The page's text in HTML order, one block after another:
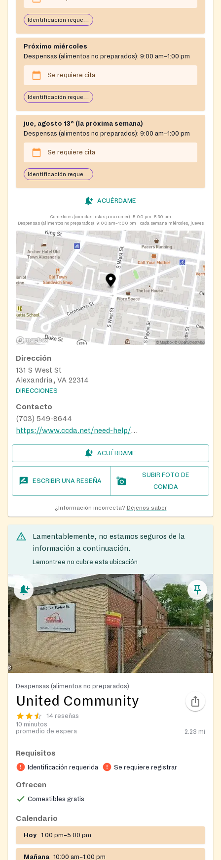
Identificación requerida
Próximo miércoles
Despensas (alimentos no preparados): 9:00 am–1:00 pm
Se requiere cita
Identificación requerida
jue, agosto 13º (la próxima semana)
Despensas (alimentos no preparados): 9:00 am–1:00 pm
Se requiere cita
Identificación requerida
ACUÉRDAME
Comedores (comidas listas para comer): 5:00 pm–5:30 pm
Despensas (alimentos no preparados): 9:00 am–1:00 pm cada semana miércoles, jueves
Dirección
131 S West St
Alexandria, VA 22314
DIRECCIONES
Contacto
(703) 549-8644
https://www.ccda.net/need-help/food/food-pantries/alexandria-food-pantry/
ACUÉRDAME
ESCRIBIR UNA RESEÑA
SUBIR FOTO DE
COMIDA
¿Información incorrecta? Déjenos saber
Lamentablemente, no estamos seguros de la
información a continuación.
Lemontree no cubre esta ubicación
Despensas (alimentos no preparados)
United Community
14 reseñas
10 minutos
promedio de espera
2.23 mi
Requisitos
Identificación requerida Se requiere registrar
Ofrecen
Comestibles gratis
Calendario
Hoy 1:00 pm–5:00 pm
Mañana 10:00 am–1:00 pm